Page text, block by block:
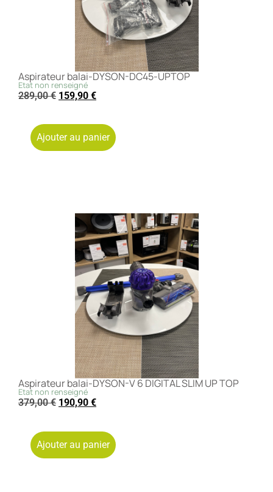
Aspirateur balai-DYSON-DC45-UPTOP
Etat non renseigné
289,00€ 159,90 €
Ajouter au panier
Aspirateur balai-DYSON-V 6 DIGITAL SLIM UP TOP
Etat non renseigné
379,00€ 190,90 €
Ajouter au panier